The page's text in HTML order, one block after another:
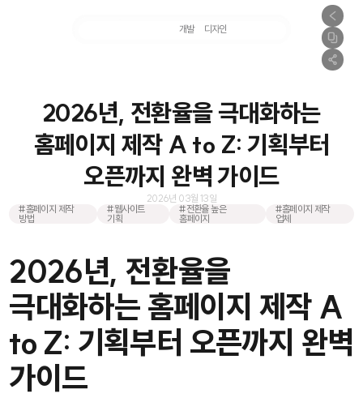
개발 디자인
2026년, 전환율을 극대화하는
홈페이지 제작 A to Z: 기획부터
오픈까지 완벽 가이드
2026년 03월 13일
#홈페이지 제작
방법
#웹사이트
기획
#전환율 높은
홈페이지
#홈페이지 제작
업체
2026년, 전환율을
극대화하는 홈페이지 제작 A
to Z: 기획부터 오픈까지 완벽
가이드